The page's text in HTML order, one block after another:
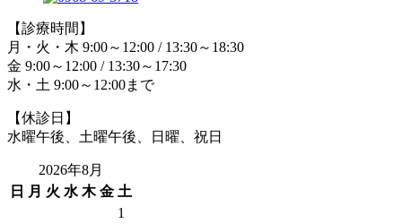
【診療時間】
月・火・木 9:00～12:00 / 13:30～18:30
金 9:00～12:00 / 13:30～17:30
水・土 9:00～12:00まで
【休診日】
水曜午後、土曜午後、日曜、祝日
2026年8月
日
月 火 水 木 金 土
1